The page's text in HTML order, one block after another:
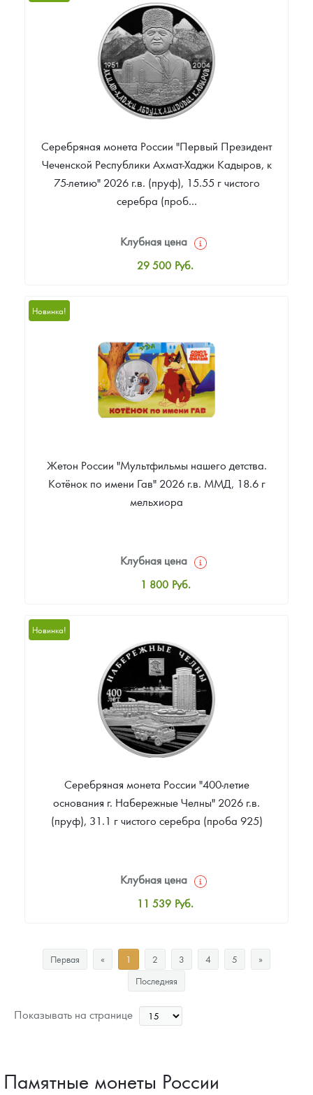
Цена выкупа
Звоните
Серебряная монета России "Первый Президент
Чеченской Республики Ахмат-Хаджи Кадыров, к
75-летию" 2026 г.в. (пруф), 15.55 г чистого
серебра (проб...
Клубная цена
29 500 Руб.
Звоните
Новинка!
Жетон России "Мультфильмы нашего детства.
Котёнок по имени Гав" 2026 г.в. ММД, 18.6 г
мельхиора
Клубная цена
1 800 Руб.
Цена выкупа
Звоните
Новинка!
Серебряная монета России "400-летие
основания г. Набережные Челны" 2026 г.в.
(пруф), 31.1 г чистого серебра (проба 925)
Клубная цена
11 539 Руб.
11 851 Руб.
Цена выкупа
Звоните
Первая « 1 2 3 4 5
»
Последняя
Показывать на странице
Памятные монеты России